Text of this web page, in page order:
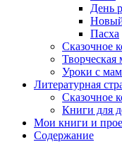
День
Пасха
Сказочное
Творческая
Уроки с
Литературная
Сказочное
Книги для
Мои книги и
Содержание